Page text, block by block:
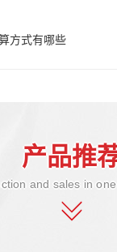
方式有哪些
产品推
and sales in